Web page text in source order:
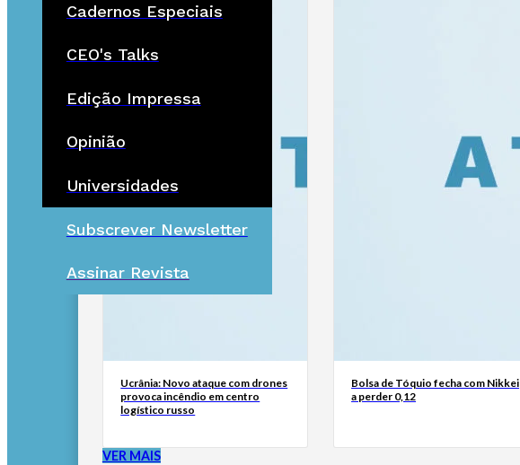
Cadernos Especiais
CEO's Talks
Edição Impressa
Opinião
Universidades
Subscrever Newsletter
Assinar Revista
Ucrânia: Novo ataque com drones
provoca incêndio em centro
logístico russo
Bolsa de Tóquio fecha com Nikkei
a perder 0,12
VER MAIS